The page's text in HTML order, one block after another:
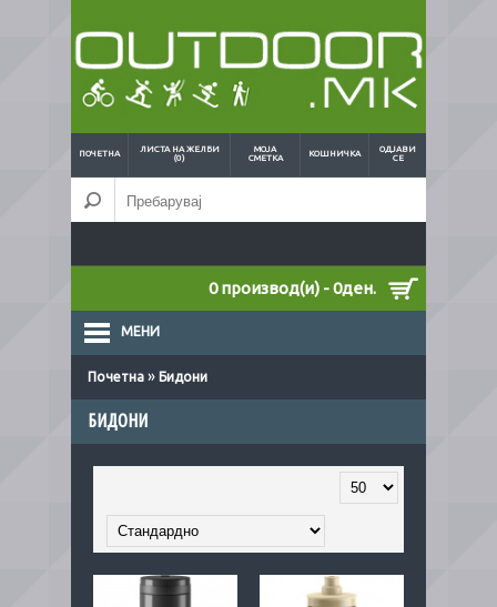
ПОЧЕТНА
ЛИСТА НА ЖЕЛБИ
(0)
МОЈА
СМЕТКА
КОШНИЧКА
ОДЈАВИ
СЕ
0 производ(и) - 0ден.
МЕНИ
Почетна » Бидони
БИДОНИ